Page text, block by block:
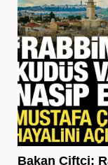
Bakan Çiftçi: